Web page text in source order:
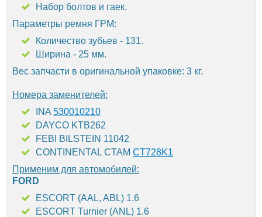
Набор болтов и гаек.
Параметры ремня ГРМ:
Количество зубьев - 131.
Ширина - 25 мм.
Вес запчасти в оригинальной упаковке: 3 кг.
Номера заменителей:
INA 530010210
DAYCO KTB262
FEBI BILSTEIN 11042
CONTINENTAL CTAM CT728K1
Применим для автомобилей:
FORD
ESCORT (AAL, ABL) 1.6
ESCORT Turnier (ANL) 1.6